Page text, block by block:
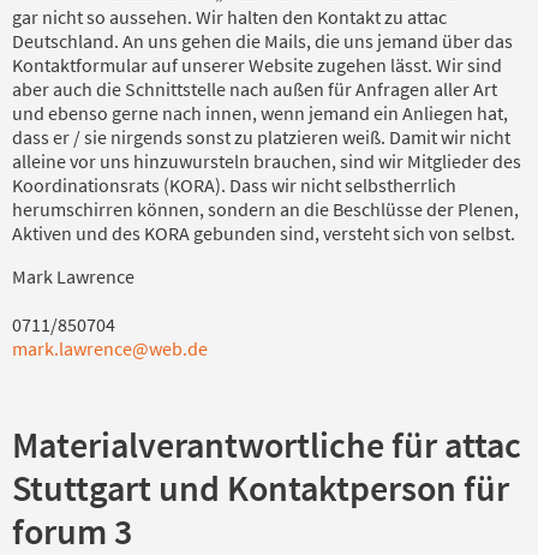
gar nicht so aussehen. Wir halten den Kontakt zu attac
Deutschland. An uns gehen die Mails, die uns jemand über das
Kontaktformular auf unserer Website zugehen lässt. Wir sind
aber auch die Schnittstelle nach außen für Anfragen aller Art
und ebenso gerne nach innen, wenn jemand ein Anliegen hat,
dass er / sie nirgends sonst zu platzieren weiß. Damit wir nicht
alleine vor uns hinzuwursteln brauchen, sind wir Mitglieder des
Koordinationsrats (KORA). Dass wir nicht selbstherrlich
herumschirren können, sondern an die Beschlüsse der Plenen,
Aktiven und des KORA gebunden sind, versteht sich von selbst.
Mark Lawrence
0711/850704
mark.lawrence@web.de
Materialverantwortliche für attac
Stuttgart und Kontaktperson für
forum 3